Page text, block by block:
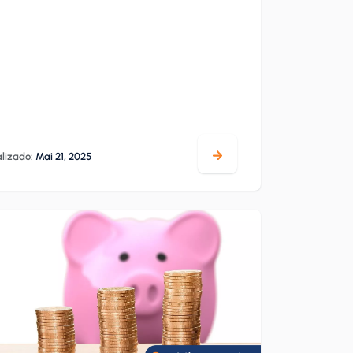
Mai 21, 2025